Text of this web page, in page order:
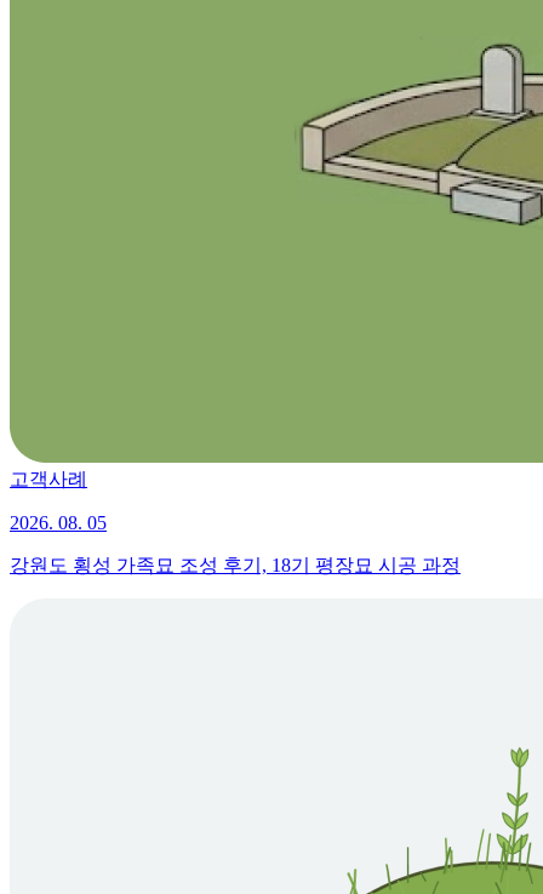
고객사례
2026. 08. 05
강원도 횡성 가족묘 조성 후기, 18기 평장묘 시공 과정